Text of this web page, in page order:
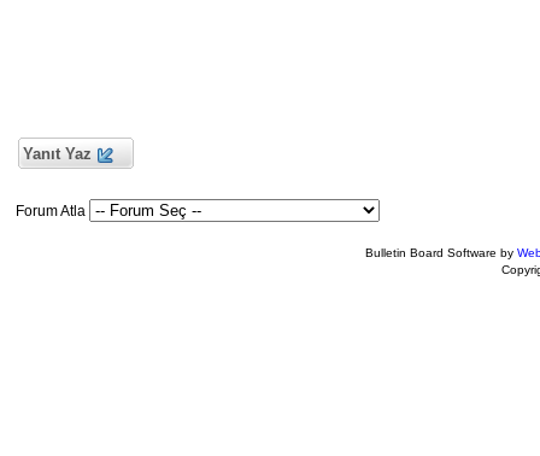
Yanıt Yaz
Forum Atla
Bulletin Board Software by